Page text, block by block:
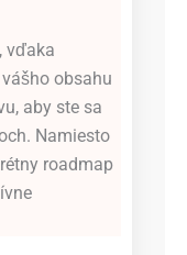
vďaka
obsahu
aby ste sa
Namiesto
roadmap